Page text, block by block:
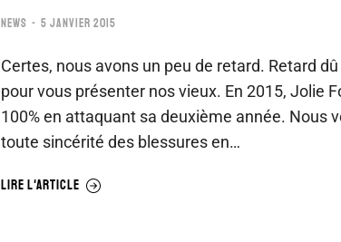
NEWS 5 JANVIER 2015
Certes, nous avons un peu de retard. Retard
pour vous présenter nos vieux. En 2015, Jolie
100% en attaquant sa deuxième année. Nous
toute sincérité des blessures en…
LIRE L'ARTICLE